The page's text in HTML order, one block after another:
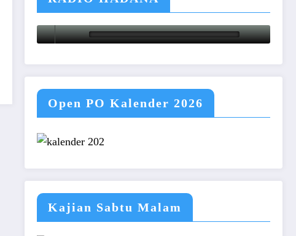
Open PO Kalender 2026
Kajian Sabtu Malam